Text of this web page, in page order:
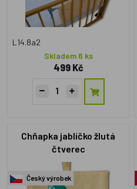
L14.8a2
Skladem 6 ks
499 Kč
Chňapka jablíčko žlutá
čtverec
Český výrobek